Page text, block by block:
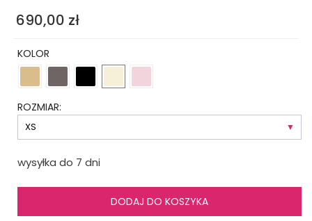
690,00 zł
KOLOR
ROZMIAR:
wysyłka do 7 dni
DODAJ DO KOSZYKA